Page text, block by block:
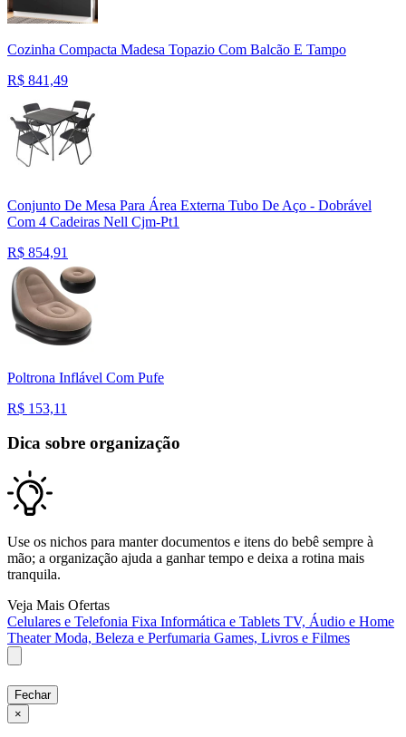
Cozinha Compacta Madesa Topazio Com Balcão E Tampo
R$ 841,49
Conjunto De Mesa Para Área Externa Tubo De Aço - Dobrável
Com 4 Cadeiras Nell Cjm-Pt1
R$ 854,91
Poltrona Inflável Com Pufe
R$ 153,11
Dica sobre organização
Use os nichos para manter documentos e itens do bebê sempre à
mão; a organização ajuda a ganhar tempo e deixa a rotina mais
tranquila.
Veja Mais Ofertas
Celulares e Telefonia Fixa Informática e Tablets TV, Áudio e Home
TheaterModa, Beleza e Perfumaria Games, Livros e Filmes
Fechar
×